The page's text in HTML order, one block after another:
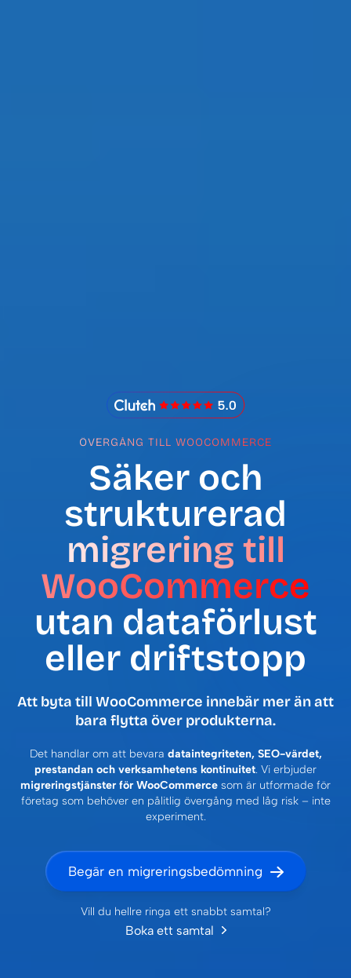
IMADO Reviews
ÖVERGÅNG TILL WOOCOMMERCE
Säker och
strukturerad
migrering till
WooCommerce
utan dataförlust
eller driftstopp
Att byta till WooCommerce innebär mer än att
bara flytta över produkterna.
Det handlar om att bevara dataintegriteten, SEO-värdet,
prestandan och verksamhetens kontinuitet. Vi erbjuder
migreringstjänster för WooCommerce som är utformade för
företag som behöver en pålitlig övergång med låg risk – inte
experiment.
Begär en migreringsbedömning
Vill du hellre ringa ett snabbt samtal?
Boka ett samtal